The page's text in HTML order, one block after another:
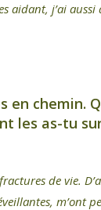
aidant, j’ai
en chemin.
les as-tu
de vie.
m’ont